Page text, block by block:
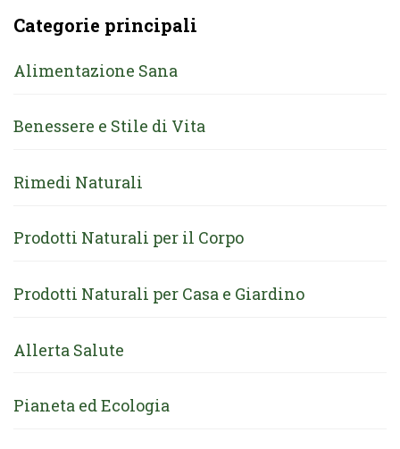
Categorie principali
Alimentazione Sana
Benessere e Stile di Vita
Rimedi Naturali
Prodotti Naturali per il Corpo
Prodotti Naturali per Casa e Giardino
Allerta Salute
Pianeta ed Ecologia